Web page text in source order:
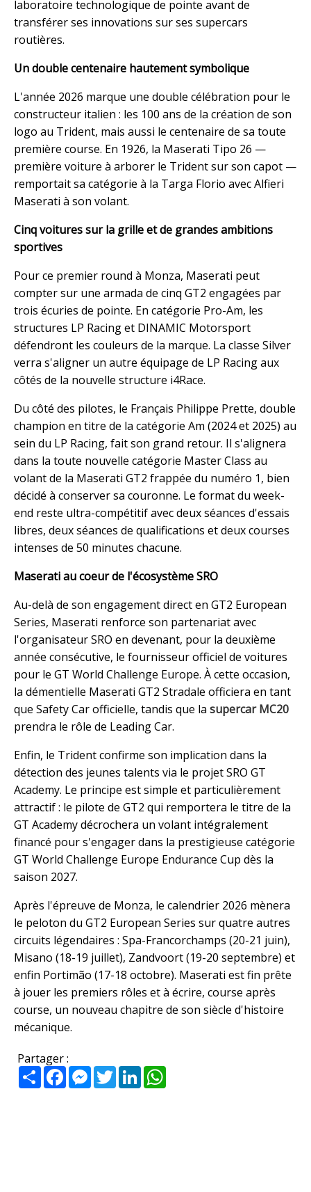
laboratoire technologique de pointe avant de
transférer ses innovations sur ses supercars
routières.
Un double centenaire hautement symbolique
L'année 2026 marque une double célébration pour le
constructeur italien : les 100 ans de la création de son
logo au Trident, mais aussi le centenaire de sa toute
première course. En 1926, la Maserati Tipo 26 —
première voiture à arborer le Trident sur son capot —
remportait sa catégorie à la Targa Florio avec Alfieri
Maserati à son volant.
Cinq voitures sur la grille et de grandes ambitions
sportives
Pour ce premier round à Monza, Maserati peut
compter sur une armada de cinq GT2 engagées par
trois écuries de pointe. En catégorie Pro-Am, les
structures LP Racing et DINAMIC Motorsport
défendront les couleurs de la marque. La classe Silver
verra s'aligner un autre équipage de LP Racing aux
côtés de la nouvelle structure i4Race.
Du côté des pilotes, le Français Philippe Prette, double
champion en titre de la catégorie Am (2024 et 2025) au
sein du LP Racing, fait son grand retour. Il s'alignera
dans la toute nouvelle catégorie Master Class au
volant de la Maserati GT2 frappée du numéro 1, bien
décidé à conserver sa couronne. Le format du week-
end reste ultra-compétitif avec deux séances d'essais
libres, deux séances de qualifications et deux courses
intenses de 50 minutes chacune.
Maserati au coeur de l'écosystème SRO
Au-delà de son engagement direct en GT2 European
Series, Maserati renforce son partenariat avec
l'organisateur SRO en devenant, pour la deuxième
année consécutive, le fournisseur officiel de voitures
pour le GT World Challenge Europe. À cette occasion,
la démentielle Maserati GT2 Stradale officiera en tant
que Safety Car officielle, tandis que la supercar MC20
prendra le rôle de Leading Car.
Enfin, le Trident confirme son implication dans la
détection des jeunes talents via le projet SRO GT
Academy. Le principe est simple et particulièrement
attractif : le pilote de GT2 qui remportera le titre de la
GT Academy décrochera un volant intégralement
financé pour s'engager dans la prestigieuse catégorie
GT World Challenge Europe Endurance Cup dès la
saison 2027.
Après l'épreuve de Monza, le calendrier 2026 mènera
le peloton du GT2 European Series sur quatre autres
circuits légendaires : Spa-Francorchamps (20-21 juin),
Misano (18-19 juillet), Zandvoort (19-20 septembre) et
enfin Portimão (17-18 octobre). Maserati est fin prête
à jouer les premiers rôles et à écrire, course après
course, un nouveau chapitre de son siècle d'histoire
mécanique.
Partager :
PartagerFacebookMessenger
TwitterLinkedIn